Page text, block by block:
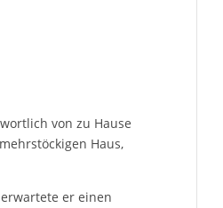
von zu Hause
Haus,
er einen